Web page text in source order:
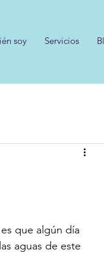
soy Servicios
que algún día
aguas de este